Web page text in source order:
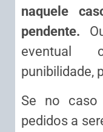
naquele
pendente.
eventual
punibilidade,
Se no caso
pedidos a